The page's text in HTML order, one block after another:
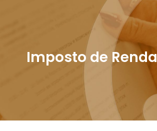
Imposto de Renda